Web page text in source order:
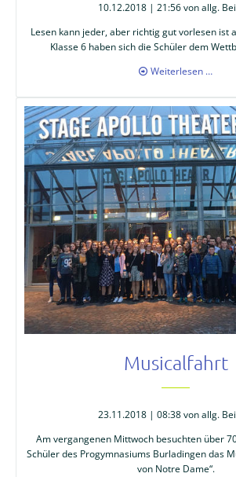
10.12.2018 | 21:56von allg.
Lesen kann jeder, aber richtig gut vorlesen ist
Klasse 6 haben sich die Schüler dem
Weiterlesen …
Musicalfahrt
23.11.2018 | 08:38von allg.
Am vergangenen Mittwoch besuchten über
Schüler des Progymnasiums Burladingen das
von Notre Dame“.